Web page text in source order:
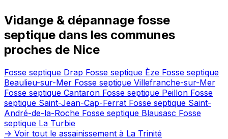
Vidange & dépannage fosse
septique dans les communes
proches de Nice
Fosse septique Drap Fosse septique Èze Fosse septique
Beaulieu-sur-Mer Fosse septique Villefranche-sur-Mer
Fosse septique Cantaron Fosse septique Peillon Fosse
septique Saint-Jean-Cap-Ferrat Fosse septique Saint-
André-de-la-Roche Fosse septique Blausasc Fosse
septique La Turbie
→ Voir tout le assainissement à La Trinité